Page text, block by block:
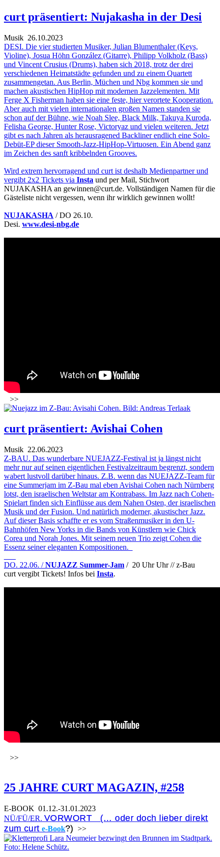
curt präsentiert: Nujakasha in der Desi
Musik 26.10.2023
DESI. Die vier studierten Musiker, Julian Blumenthaler (Keys,
Violine), Josua Höhn González (Gitarre), Philipp Volkholz (Bass)
und Vincent Crusius (Drums), haben sich 2018, trotz der drei
verschiedenen Heimatstädte gefunden und zu einem Quartett
zusammengetan. Aus Berlin, Müchen und Nbg kommen sie und
machen akustischen HipHop mit modernen Jazzelementen. Mit
Ferge X Fisherman haben sie eine feste, hier verortete Kooperation.
Aber auch mit vielen internationalen großen Namen standen sie
schon auf der Bühne, wie Noah Slee, Black Milk, Takuya Kuroda,
Felisha George, Hunter Rose, Victoryaz und vielen weiteren. Jetzt
gibt es nach Jahren als herausragened Backliner endlich eine Solo-
Debüt-EP dieser Smooth-Jazz-HipHop-Virtuosen. Ein Abend ganz
im Zeichen des sanft kribbelnden Grooves.
Wird extrem hervorragend und curt ist deshalb Medienpartner und
vergibt 2x2 Tickets via Insta und per Mail, Stichwort
NUJAKASHA an gewinnen@curt.de. Vollständigen Namen für die
Gästeliste nicht vergessen, wenn ihr wirklich gewinnen wollt!
NUJAKASHA / DO 26.10.
Desi. www.desi-nbg.de
>>
curt präsentiert: Avishai Cohen
Musik 22.06.2023
Z-BAU. Das wunderbare NUEJAZZ-Festival ist ja längst nicht
mehr nur auf seinen eigentlichen Festivalzeitraum begrenzt, sondern
wabert lustvoll darüber hinaus. Z.B. wenn das NUEJAZZ-Team für
eine Summerjam im Z-Bau mal eben Avishai Cohen nach Nürnberg
lotst, den israelischen Weltstar am Kontrabass. Im Jazz nach Cohen-
Spielart finden sich Einflüsse aus dem Nahen Osten, der israelischen
Musik und der Fusion. Und natürlich moderner, akustischer Jazz.
Auf dieser Basis schaffte er es vom Straßenmusiker in den U-
Bahnhöfen New Yorks in die Bands von Künstlern wie Chick
Corea und Norah Jones. Mit seinem neuen Trio zeigt Cohen die
Essenz seiner eleganten Kompositionen.
DO. 22.06. /NUJAZZ Summer-Jam / 20 Uhr Uhr // z-Bau
curt vergibt Tickets! Infos bei Insta.
>>
25 JAHRE CURT MAGAZIN, #258
E-BOOK 01.12.-31.01.2023
NÜ/FÜ/ER. VORWORT (… oder doch lieber direkt
zum curt e-Book?) >>